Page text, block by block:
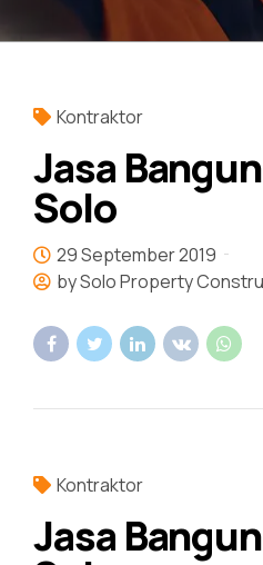
Kontraktor
Jasa
Solo
29 September 2019
by Solo Property
Kontraktor
Jasa